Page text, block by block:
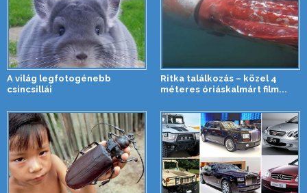
A világ legfotogénebb
csincsillái
Ritka találkozás – közel 4
méteres óriáskalmárt film...